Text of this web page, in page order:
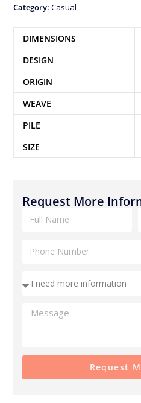
Category:Casual
DIMENSIONS
DESIGN
ORIGIN
WEAVE
PILE
SIZE
Request More
Request